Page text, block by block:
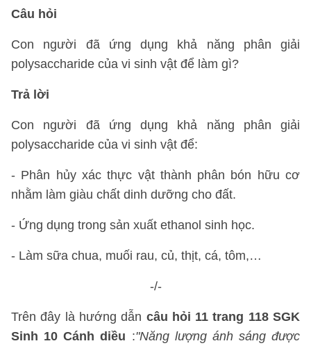
Câu hỏi
Con người đã ứng dụng khả năng phân giải
polysaccharide của vi sinh vật để làm gì?
Trả lời
Con người đã ứng dụng khả năng phân giải
polysaccharide của vi sinh vật để:
- Phân hủy xác thực vật thành phân bón hữu cơ
nhằm làm giàu chất dinh dưỡng cho đất.
- Ứng dụng trong sản xuất ethanol sinh học.
- Làm sữa chua, muối rau, củ, thịt, cá, tôm,…
-/-
Trên đây là hướng dẫn câu hỏi 11 trang 118 SGK
Sinh 10 Cánh diều :"Năng lượng ánh sáng được